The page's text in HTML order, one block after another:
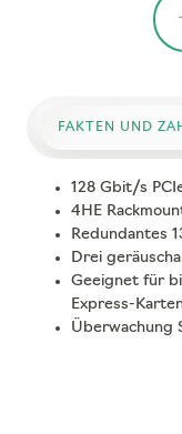
FAKTEN UND
128 Gbit/s
4HE
Redundantes
Drei
Geeignet für
Express-
Überwachung